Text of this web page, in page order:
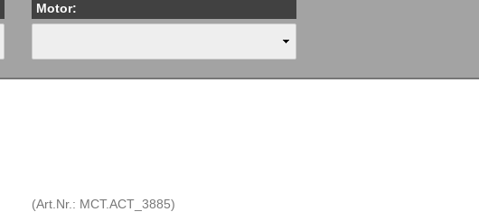
olvidado su contraseña?
Motor:
(Art.Nr.: MCT.ACT_3885)